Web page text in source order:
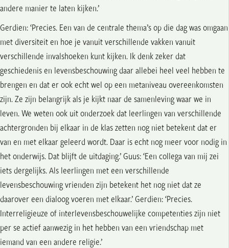
andere manier te laten kijken.’
Gerdien: ‘Precies. Een van de centrale thema’s op die dag was omgaan
met diversiteit en hoe je vanuit verschillende vakken vanuit
verschillende invalshoeken kunt kijken. Ik denk zeker dat
geschiedenis en levensbeschouwing daar allebei heel veel hebben te
brengen en dat er ook echt wel op een metaniveau overeenkomsten
zijn. Ze zijn belangrijk als je kijkt naar de samenleving waar we in
leven. We weten ook uit onderzoek dat leerlingen van verschillende
achtergronden bij elkaar in de klas zetten nog niet betekent dat er
van en met elkaar geleerd wordt. Daar is echt nog meer voor nodig in
het onderwijs. Dat blijft de uitdaging.’ Guus: ‘Een collega van mij zei
iets dergelijks. Als leerlingen met een verschillende
levensbeschouwing vrienden zijn betekent het nog niet dat ze
daarover een dialoog voeren met elkaar.’ Gerdien: ‘Precies.
Interreligieuze of interlevensbeschouwelijke competenties zijn niet
per se actief aanwezig in het hebben van een vriendschap met
iemand van een andere religie.’